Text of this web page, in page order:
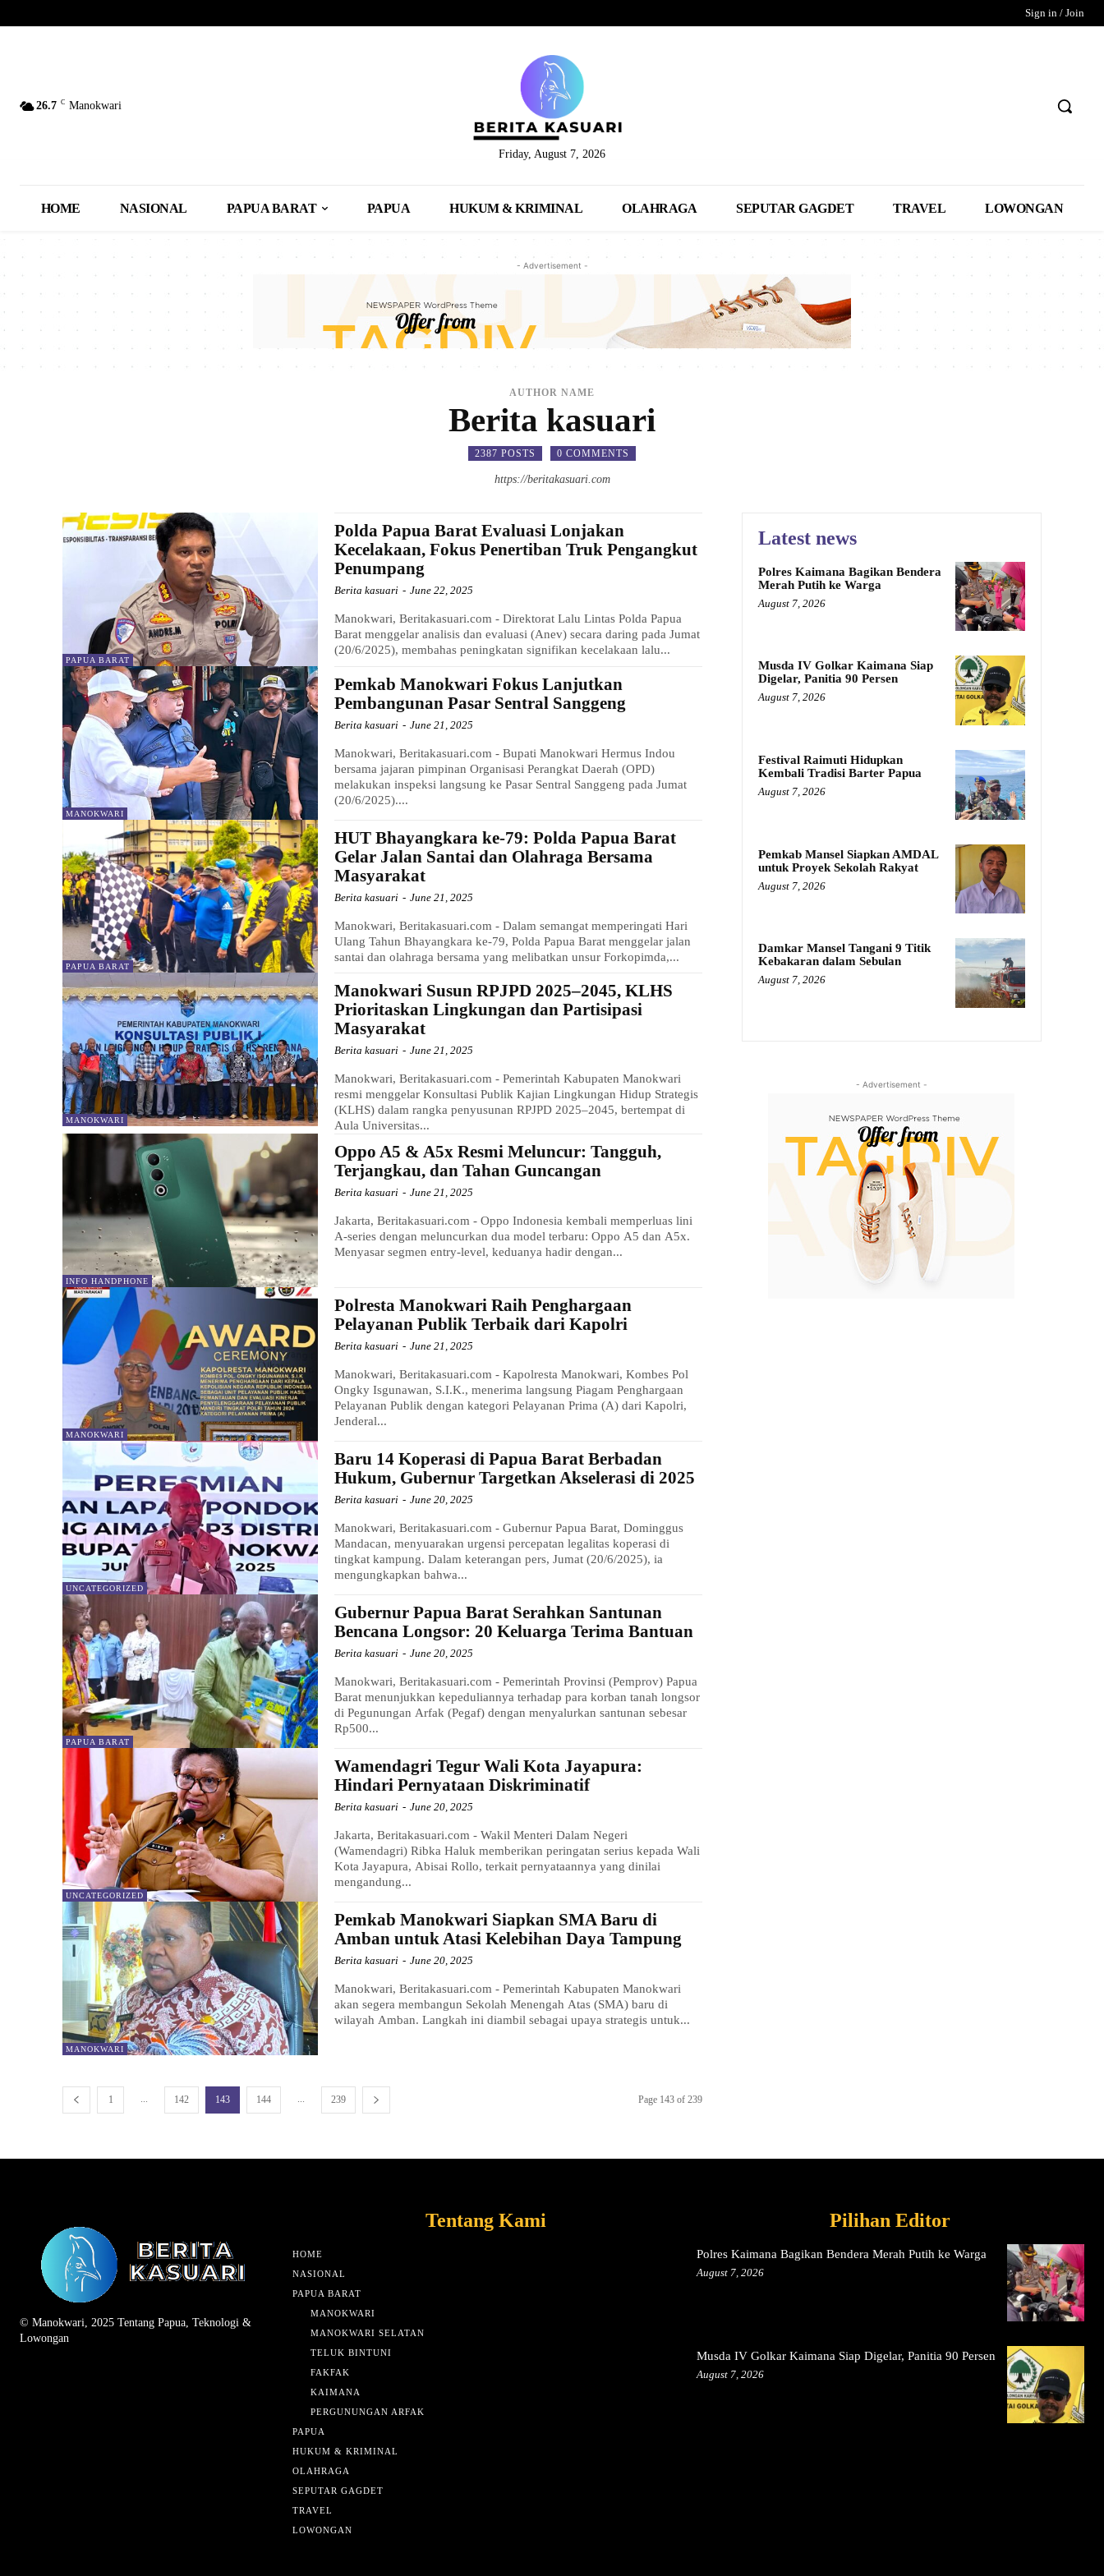
Sign in / Join
26.7 C Manokwari
Friday, August 7, 2026
HOME NASIONAL PAPUA BARAT PAPUA HUKUM & KRIMINAL OLAHRAGA SEPUTAR GAGDET TRAVEL LOWONGAN
- Advertisement -
AUTHOR NAME
Berita kasuari
2387 POSTS 0 COMMENTS
https://beritakasuari.com
PAPUA BARAT
Polda Papua Barat Evaluasi Lonjakan
Kecelakaan, Fokus Penertiban Truk Pengangkut
Penumpang
Berita kasuari - June 22, 2025
Manokwari, Beritakasuari.com - Direktorat Lalu Lintas Polda Papua
Barat menggelar analisis dan evaluasi (Anev) secara daring pada Jumat
(20/6/2025), membahas peningkatan signifikan kecelakaan lalu...
MANOKWARI
Pemkab Manokwari Fokus Lanjutkan
Pembangunan Pasar Sentral Sanggeng
Berita kasuari - June 21, 2025
Manokwari, Beritakasuari.com - Bupati Manokwari Hermus Indou
bersama jajaran pimpinan Organisasi Perangkat Daerah (OPD)
melakukan inspeksi langsung ke Pasar Sentral Sanggeng pada Jumat
(20/6/2025)....
PAPUA BARAT
HUT Bhayangkara ke-79: Polda Papua Barat
Gelar Jalan Santai dan Olahraga Bersama
Masyarakat
Berita kasuari - June 21, 2025
Manokwari, Beritakasuari.com - Dalam semangat memperingati Hari
Ulang Tahun Bhayangkara ke-79, Polda Papua Barat menggelar jalan
santai dan olahraga bersama yang melibatkan unsur Forkopimda,...
MANOKWARI
Manokwari Susun RPJPD 2025–2045, KLHS
Prioritaskan Lingkungan dan Partisipasi
Masyarakat
Berita kasuari - June 21, 2025
Manokwari, Beritakasuari.com - Pemerintah Kabupaten Manokwari
resmi menggelar Konsultasi Publik Kajian Lingkungan Hidup Strategis
(KLHS) dalam rangka penyusunan RPJPD 2025–2045, bertempat di
Aula Universitas...
INFO HANDPHONE
Oppo A5 & A5x Resmi Meluncur: Tangguh,
Terjangkau, dan Tahan Guncangan
Berita kasuari - June 21, 2025
Jakarta, Beritakasuari.com - Oppo Indonesia kembali memperluas lini
A-series dengan meluncurkan dua model terbaru: Oppo A5 dan A5x.
Menyasar segmen entry-level, keduanya hadir dengan...
MANOKWARI
Polresta Manokwari Raih Penghargaan
Pelayanan Publik Terbaik dari Kapolri
Berita kasuari - June 21, 2025
Manokwari, Beritakasuari.com - Kapolresta Manokwari, Kombes Pol
Ongky Isgunawan, S.I.K., menerima langsung Piagam Penghargaan
Pelayanan Publik dengan kategori Pelayanan Prima (A) dari Kapolri,
Jenderal...
UNCATEGORIZED
Baru 14 Koperasi di Papua Barat Berbadan
Hukum, Gubernur Targetkan Akselerasi di 2025
Berita kasuari - June 20, 2025
Manokwari, Beritakasuari.com - Gubernur Papua Barat, Dominggus
Mandacan, menyuarakan urgensi percepatan legalitas koperasi di
tingkat kampung. Dalam keterangan pers, Jumat (20/6/2025), ia
mengungkapkan bahwa...
PAPUA BARAT
Gubernur Papua Barat Serahkan Santunan
Bencana Longsor: 20 Keluarga Terima Bantuan
Berita kasuari - June 20, 2025
Manokwari, Beritakasuari.com - Pemerintah Provinsi (Pemprov) Papua
Barat menunjukkan kepeduliannya terhadap para korban tanah longsor
di Pegunungan Arfak (Pegaf) dengan menyalurkan santunan sebesar
Rp500...
UNCATEGORIZED
Wamendagri Tegur Wali Kota Jayapura:
Hindari Pernyataan Diskriminatif
Berita kasuari - June 20, 2025
Jakarta, Beritakasuari.com - Wakil Menteri Dalam Negeri
(Wamendagri) Ribka Haluk memberikan peringatan serius kepada Wali
Kota Jayapura, Abisai Rollo, terkait pernyataannya yang dinilai
mengandung...
MANOKWARI
Pemkab Manokwari Siapkan SMA Baru di
Amban untuk Atasi Kelebihan Daya Tampung
Berita kasuari - June 20, 2025
Manokwari, Beritakasuari.com - Pemerintah Kabupaten Manokwari
akan segera membangun Sekolah Menengah Atas (SMA) baru di
wilayah Amban. Langkah ini diambil sebagai upaya strategis untuk...
1 142 143 144 239 Page 143 of 239
Latest news
Polres Kaimana Bagikan Bendera
Merah Putih ke Warga
August 7, 2026
Musda IV Golkar Kaimana Siap
Digelar, Panitia 90 Persen
August 7, 2026
Festival Raimuti Hidupkan
Kembali Tradisi Barter Papua
August 7, 2026
Pemkab Mansel Siapkan AMDAL
untuk Proyek Sekolah Rakyat
August 7, 2026
Damkar Mansel Tangani 9 Titik
Kebakaran dalam Sebulan
August 7, 2026
- Advertisement -
© Manokwari, 2025 Tentang Papua, Teknologi &
Lowongan
Tentang Kami
HOME
NASIONAL
PAPUA BARAT
MANOKWARI
MANOKWARI SELATAN
TELUK BINTUNI
FAKFAK
KAIMANA
PERGUNUNGAN ARFAK
PAPUA
HUKUM & KRIMINAL
OLAHRAGA
SEPUTAR GAGDET
TRAVEL
LOWONGAN
Pilihan Editor
Polres Kaimana Bagikan Bendera Merah Putih ke Warga
August 7, 2026
Musda IV Golkar Kaimana Siap Digelar, Panitia 90 Persen
August 7, 2026